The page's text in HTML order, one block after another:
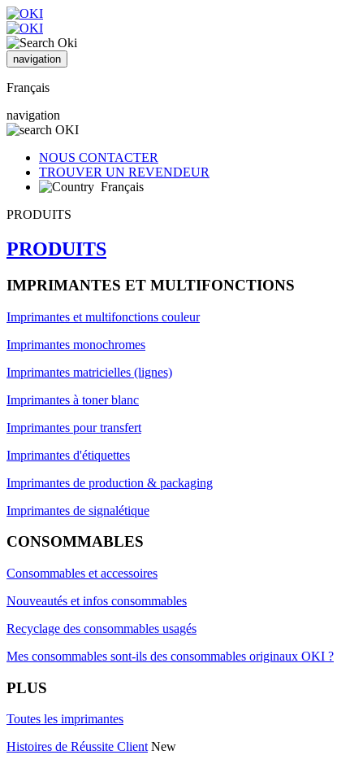
navigation
Français
navigation
NOUS CONTACTER
TROUVER UN REVENDEUR
Français
PRODUITS
PRODUITS
IMPRIMANTES ET MULTIFONCTIONS
Imprimantes et multifonctions couleur
Imprimantes monochromes
Imprimantes matricielles (lignes)
Imprimantes à toner blanc
Imprimantes pour transfert
Imprimantes d'étiquettes
Imprimantes de production & packaging
Imprimantes de signalétique
CONSOMMABLES
Consommables et accessoires
Nouveautés et infos consommables
Recyclage des consommables usagés
Mes consommables sont-ils des consommables originaux OKI ?
PLUS
Toutes les imprimantes
Histoires de Réussite Client New